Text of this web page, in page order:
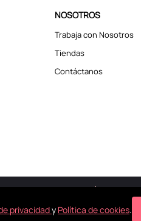
privacidady Política de cookies.
NOSOTROS
Trabaja con Nosotros
Tiendas
Contáctanos
y Condiciones
Política de Privacidady de